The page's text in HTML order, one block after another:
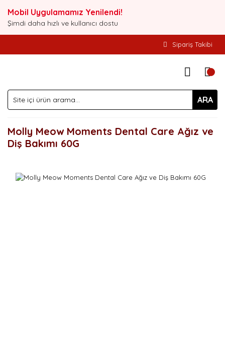
Mobil Uygulamamız Yenilendi!
Şimdi daha hızlı ve kullanıcı dostu
Sipariş Takibi
ARA
Molly Meow Moments Dental Care Ağız ve
Diş Bakımı 60G